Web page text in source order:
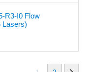
R3-I0 Flow
Lasers)